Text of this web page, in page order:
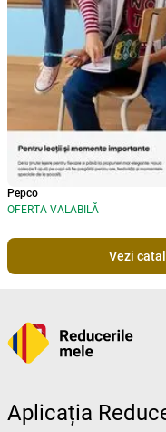
Pepco
OFERTA VALABILĂ
Vezi
Aplicația